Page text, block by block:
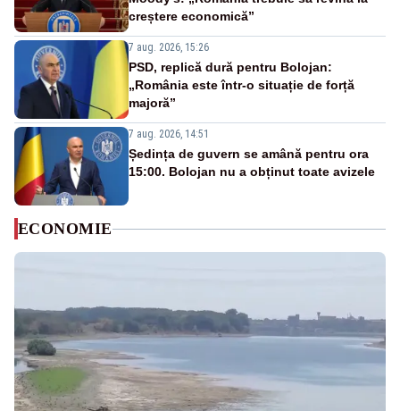
creștere economică”
7 aug. 2026, 15:26
PSD, replică dură pentru Bolojan:
„România este într-o situație de forță
majoră”
7 aug. 2026, 14:51
Ședința de guvern se amână pentru ora
15:00. Bolojan nu a obținut toate avizele
ECONOMIE